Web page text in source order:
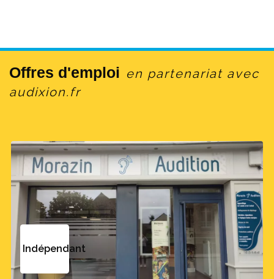
Offres d'emploi en partenariat avec
audixion.fr
Indépendant